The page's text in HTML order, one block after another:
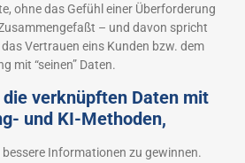
ohne das Gefühl einer Überforderung
– und davon spricht
Vertrauen eins Kunden bzw. dem
mit “seinen” Daten.
verknüpften Daten mit
und KI-Methoden,
Informationen zu gewinnen.